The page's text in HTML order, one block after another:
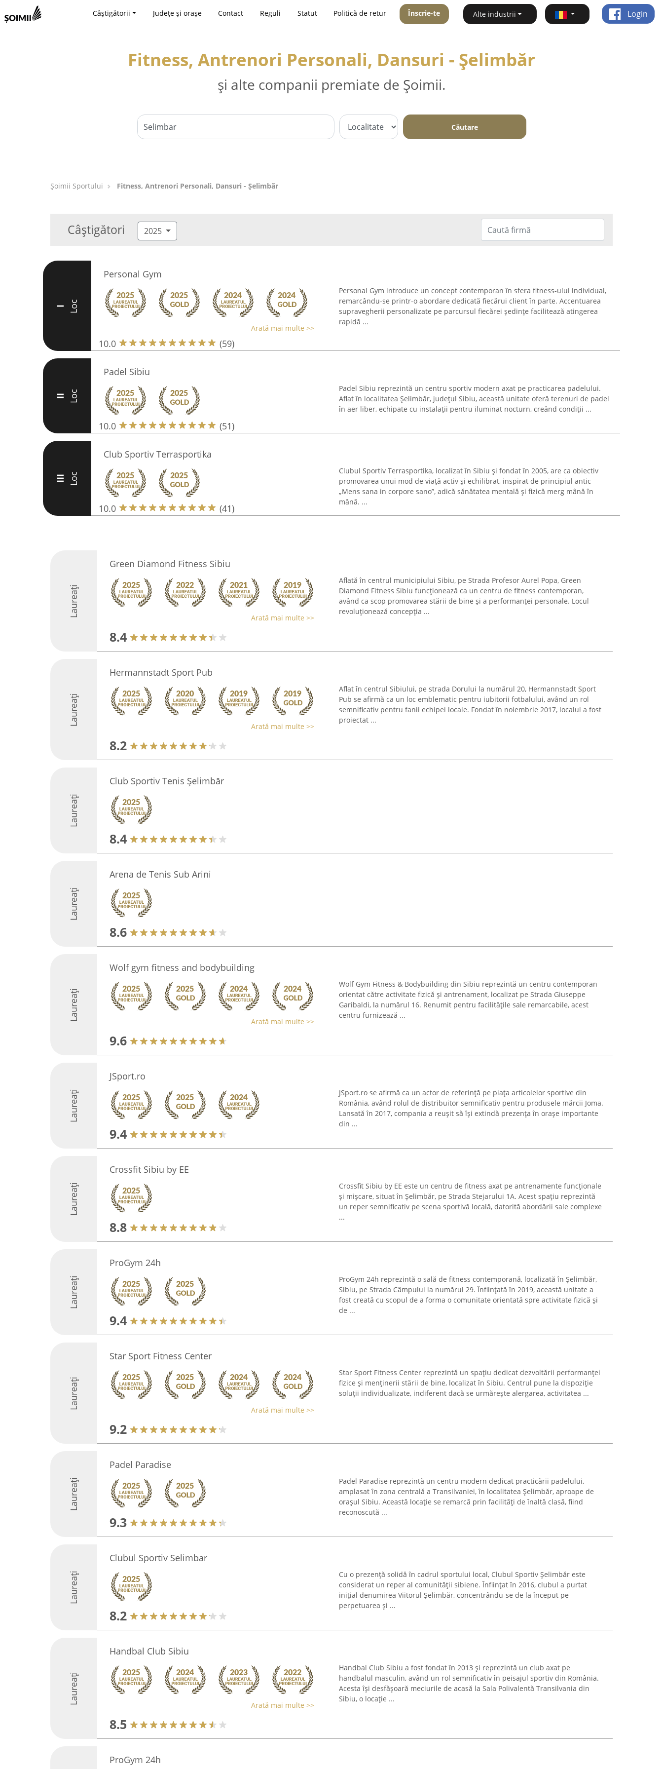
Câștigătorii Județe și orașe Contact Reguli Statut Politică de retur Înscrie-te Alte industrii Login
Fitness, Antrenori Personali, Dansuri - Şelimbăr
și alte companii premiate de Șoimii.
Căutare
Șoimii Sportului Fitness, Antrenori Personali, Dansuri - Şelimbăr
Câștigători 2025
I Loc
Personal Gym
Arată mai multe >>
10.0 (59)
Personal Gym introduce un concept contemporan în sfera fitness-ului individual,
remarcându-se printr-o abordare dedicată fiecărui client în parte. Accentuarea
supravegherii personalizate pe parcursul fiecărei ședințe facilitează atingerea
rapidă ...
II Loc
Padel Sibiu
10.0 (51)
Padel Sibiu reprezintă un centru sportiv modern axat pe practicarea padelului.
Aflat în localitatea Șelimbăr, județul Sibiu, această unitate oferă terenuri de padel
în aer liber, echipate cu instalații pentru iluminat nocturn, creând condiții ...
III Loc
Club Sportiv Terrasportika
10.0 (41)
Clubul Sportiv Terrasportika, localizat în Sibiu și fondat în 2005, are ca obiectiv
promovarea unui mod de viață activ și echilibrat, inspirat de principiul antic
„Mens sana in corpore sano”, adică sănătatea mentală și fizică merg mână în
mână. ...
Laureați
Green Diamond Fitness Sibiu
Arată mai multe >>
8.4
Aflată în centrul municipiului Sibiu, pe Strada Profesor Aurel Popa, Green
Diamond Fitness Sibiu funcționează ca un centru de fitness contemporan,
având ca scop promovarea stării de bine și a performanței personale. Locul
revoluționează concepția ...
Laureați
Hermannstadt Sport Pub
Arată mai multe >>
8.2
Aflat în centrul Sibiului, pe strada Dorului la numărul 20, Hermannstadt Sport
Pub se afirmă ca un loc emblematic pentru iubitorii fotbalului, având un rol
semnificativ pentru fanii echipei locale. Fondat în noiembrie 2017, localul a fost
proiectat ...
Laureați
Club Sportiv Tenis Șelimbăr
8.4
Laureați
Arena de Tenis Sub Arini
8.6
Laureați
Wolf gym fitness and bodybuilding
Arată mai multe >>
9.6
Wolf Gym Fitness & Bodybuilding din Sibiu reprezintă un centru contemporan
orientat către activitate fizică și antrenament, localizat pe Strada Giuseppe
Garibaldi, la numărul 16. Renumit pentru facilitățile sale remarcabile, acest
centru furnizează ...
Laureați
JSport.ro
9.4
JSport.ro se afirmă ca un actor de referință pe piața articolelor sportive din
România, având rolul de distribuitor semnificativ pentru produsele mărcii Joma.
Lansată în 2017, compania a reușit să își extindă prezența în orașe importante
din ...
Laureați
Crossfit Sibiu by EE
8.8
Crossfit Sibiu by EE este un centru de fitness axat pe antrenamente funcționale
și mișcare, situat în Șelimbăr, pe Strada Stejarului 1A. Acest spațiu reprezintă
un reper semnificativ pe scena sportivă locală, datorită abordării sale complexe
...
Laureați
ProGym 24h
9.4
ProGym 24h reprezintă o sală de fitness contemporană, localizată în Șelimbăr,
Sibiu, pe Strada Câmpului la numărul 29. Înființată în 2019, această unitate a
fost creată cu scopul de a forma o comunitate orientată spre activitate fizică și
de ...
Laureați
Star Sport Fitness Center
Arată mai multe >>
9.2
Star Sport Fitness Center reprezintă un spațiu dedicat dezvoltării performanței
fizice și menținerii stării de bine, localizat în Sibiu. Centrul pune la dispoziție
soluții individualizate, indiferent dacă se urmărește alergarea, activitatea ...
Laureați
Padel Paradise
9.3
Padel Paradise reprezintă un centru modern dedicat practicării padelului,
amplasat în zona centrală a Transilvaniei, în localitatea Șelimbăr, aproape de
orașul Sibiu. Această locație se remarcă prin facilități de înaltă clasă, fiind
reconoscută ...
Laureați
Clubul Sportiv Selimbar
8.2
Cu o prezență solidă în cadrul sportului local, Clubul Sportiv Șelimbăr este
considerat un reper al comunității sibiene. Înființat în 2016, clubul a purtat
inițial denumirea Viitorul Șelimbăr, concentrându-se de la început pe
perpetuarea și ...
Laureați
Handbal Club Sibiu
Arată mai multe >>
8.5
Handbal Club Sibiu a fost fondat în 2013 și reprezintă un club axat pe
handbalul masculin, având un rol semnificativ în peisajul sportiv din România.
Acesta își desfășoară meciurile de acasă la Sala Polivalentă Transilvania din
Sibiu, o locație ...
ProGym 24h